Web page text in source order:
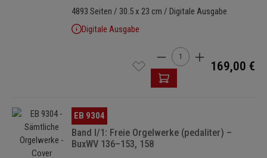
„Kritischer Bericht, Anmerkungen zur Edition,
Quellenbeschreibungen, Einzelanmerkungen und Kommentare dazu
sowie zum Tonartengebrauch und Orgelstimmungen [sind] wie
immer bei Harald Vogel gründlich, lehrreich und gut formuliert.“
(Rainer Goede, Forum Kirchenmusik 3/2022)
„Absolut empfehlenswert sind die ausführlichen Erörterungen im
Vorwort sowie zu den einzelnen Stücken am Schluss des zweiten
Bandes [I/2], zum Stimmungssystem und seiner gelegentlichen
Überschreitung sowie zu weiteren textkritischen und
4893 Seiten / 30.5 x 23 cm / Digitale Ausgabe
Digitale Ausgabe
Produkt Anzahl: Gib den
169,00 €
Bildergalerie überspringen
EB 9304
Band I/1: Freie Orgelwerke (pedaliter) –
BuxWV 136–153, 158